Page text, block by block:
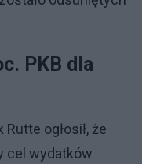
PKB dla
ogłosił, że
cel wydatków